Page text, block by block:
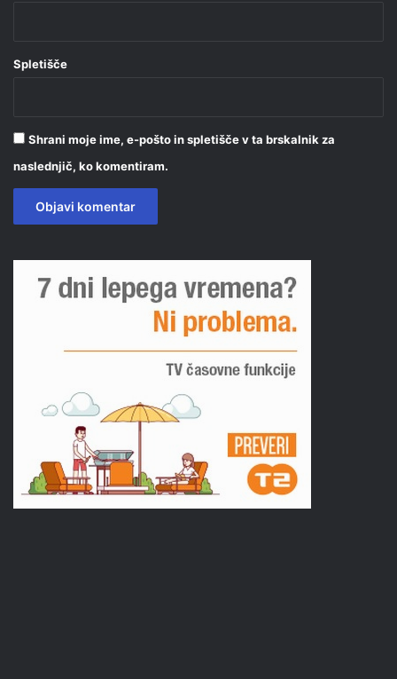
Spletišče
Shrani moje ime, e-pošto in spletišče v ta brskalnik za
naslednjič, ko komentiram.